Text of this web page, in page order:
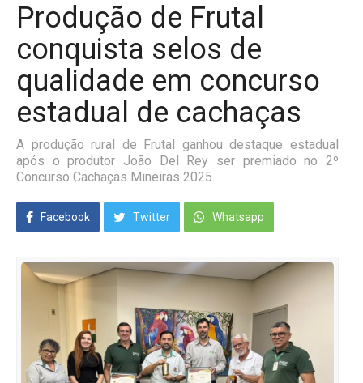
Produção de Frutal
conquista selos de
qualidade em concurso
estadual de cachaças
A produção rural de Frutal ganhou destaque estadual
após o produtor João Del Rey ser premiado no 2º
Concurso Cachaças Mineiras 2025.
Facebook Twitter Whatsapp